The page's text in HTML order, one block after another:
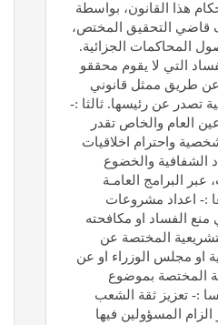
هذا القانون، بواسطة
التحقيق المختص،
المحاكمات الجزائية.
التي لا يقوم محققو
عن طريق ممثل قانوني
تصدر عن رئيسها. ثالثا :-
العام والخاص تقدر
واحترام اخلاقيات
الشفافية والخضوع
البرامج العامـة
:- اعداد مشروعات
الفساد او مكافحته
المختصة عن
او مجلس الوزراء او عن
المختصة بموضوع
:- تعزيز ثقة الشعب
المسؤولين فيها